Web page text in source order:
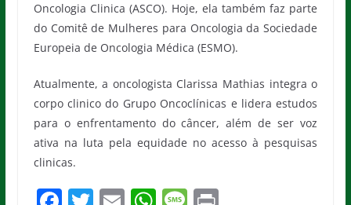
Oncologia Clinica (ASCO). Hoje, ela também faz parte
do Comitê de Mulheres para Oncologia da Sociedade
Europeia de Oncologia Médica (ESMO).
Atualmente, a oncologista Clarissa Mathias integra o
corpo clinico do Grupo Oncoclínicas e lidera estudos
para o enfrentamento do câncer, além de ser voz
ativa na luta pela equidade no acesso à pesquisas
clinicas.